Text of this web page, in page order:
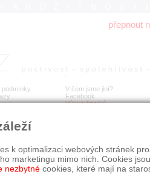
přepnout
podmínky
V čem jsme jiní?
Facebook
Výkup šperků
Zlaté náušnice s diamanty
k optimalizaci webových stránek
marketingu mimo nich. Cookies
nezbytné cookies, které mají na